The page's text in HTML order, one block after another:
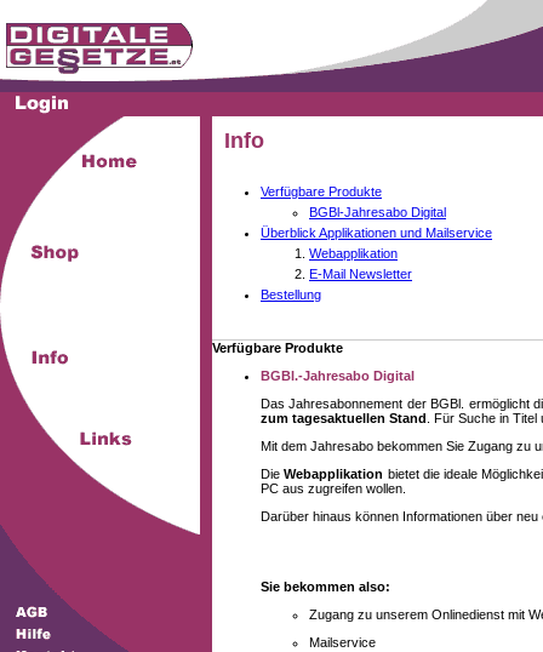
Info
Verfügbare Produkte
BGBl-Jahresabo Digital
Überblick Applikationen und Mailservice
Webapplikation
E-Mail Newsletter
Bestellung
Verfügbare Produkte
BGBl.-Jahresabo Digital
Das Jahresabonnement der BGBl. ermöglicht
zum tagesaktuellen Stand . Für Suche in
Mit dem Jahresabo bekommen Sie Zugang zu
DieWebapplikation bietet die ideale
PC aus zugreifen wollen.
Darüber hinaus können Informationen über
Sie bekommen also:
Zugang zu unserem Onlinedienst mit
Mailservice